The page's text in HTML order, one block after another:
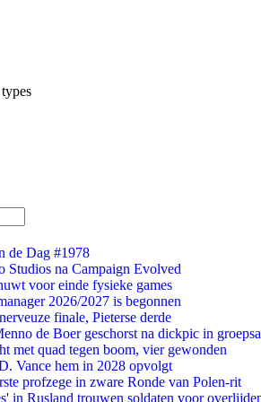
de Dag #1978
Studios na Campaign Evolved
voor einde fysieke games
2026/2027 is begonnen
finale, Pieterse derde
de Boer geschorst na dickpic in
met quad tegen boom, vier gewonden
Vance hem in 2028 opvolgt
profzege in zware Ronde van Polen-rit
in Rusland trouwen soldaten voor